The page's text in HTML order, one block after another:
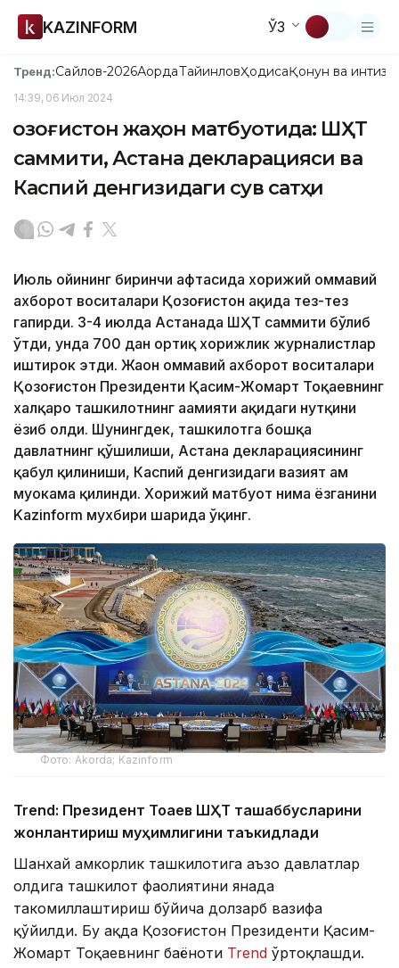
KAZINFORM ЎЗ
Тренд:Сайлов-2026АқордаТайинловҲодисаҚонун ва
14:39, 06 Июл 2024
Қозоғистон жаҳон матбуотида: ШҲТ
саммити, Астана декларацияси ва
Каспий денгизидаги сув сатҳи
Июль ойининг биринчи ҳафтасида хорижий оммавий
ахборот воситалари Қозоғистон ҳақида тез-тез
гапирди. 3-4 июлда Астанада ШҲТ саммити бўлиб
ўтди, унда 700 дан ортиқ хорижлик журналистлар
иштирок этди. Жаҳон оммавий ахборот воситалари
Қозоғистон Президенти Қасим-Жомарт Тоқаевнинг
халқаро ташкилотнинг аҳамияти ҳақидаги нутқини
ёзиб олди. Шунингдек, ташкилотга бошқа
давлатнинг қўшилиши, Астана декларациясининг
қабул қилиниши, Каспий денгизидаги вазият ҳам
муҳокама қилинди. Хорижий матбуот нима ёзганини
Kazinform мухбири шарҳида ўқинг.
Фото: Akorda; Kazinform
Trend: Президент Тоқаев ШҲТ ташаббусларини
жонлантириш муҳимлигини таъкидлади
Шанхай ҳамкорлик ташкилотига аъзо давлатлар
олдига ташкилот фаолиятини янада
такомиллаштириш бўйича долзарб вазифа
қўйилди. Бу ҳақда Қозоғистон Президенти Қасим-
Жомарт Тоқаевнинг баёноти Trend ўртоқлашди.